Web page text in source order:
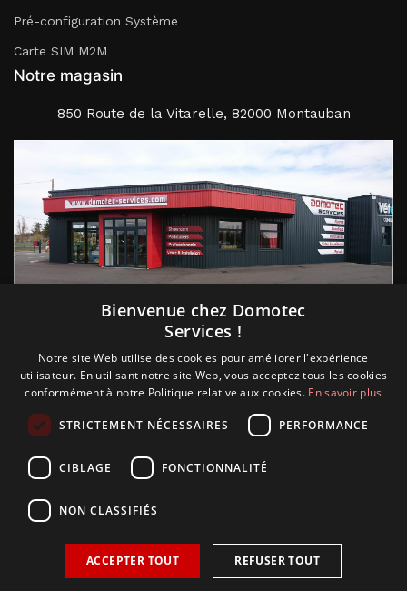
Pré-configuration Système
Carte SIM M2M
Notre magasin
850 Route de la Vitarelle, 82000 Montauban
Suivez nous
Bienvenue chez Domotec
Services !
Notre site Web utilise des cookies pour améliorer l'expérience
utilisateur. En utilisant notre site Web, vous acceptez tous les cookies
conformément à notre Politique relative aux cookies. En savoir plus
STRICTEMENT NÉCESSAIRES PERFORMANCE
CIBLAGE FONCTIONNALITÉ
NON CLASSIFIÉS
ACCEPTER TOUT REFUSER TOUT